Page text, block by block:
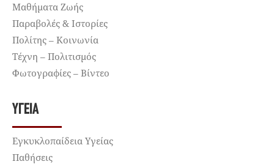
Μαθήματα Ζωής
Παραβολές & Ιστορίες
Πολίτης – Κοινωνία
Τέχνη – Πολιτισμός
Φωτογραφίες – Βίντεο
ΥΓΕΊΑ
Εγκυκλοπαίδεια Υγείας
Παθήσεις